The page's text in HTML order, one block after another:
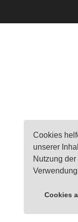
Cookies
unserer
Nutzung
Cookies